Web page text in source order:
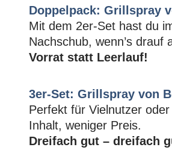
Doppelpack: Grillspray
Mit dem 2er-Set hast du
Nachschub, wenn’s drauf
Vorrat statt Leerlauf!
3er-Set: Grillspray von
Perfekt für Vielnutzer
Inhalt, weniger Preis.
Dreifach gut – dreifach